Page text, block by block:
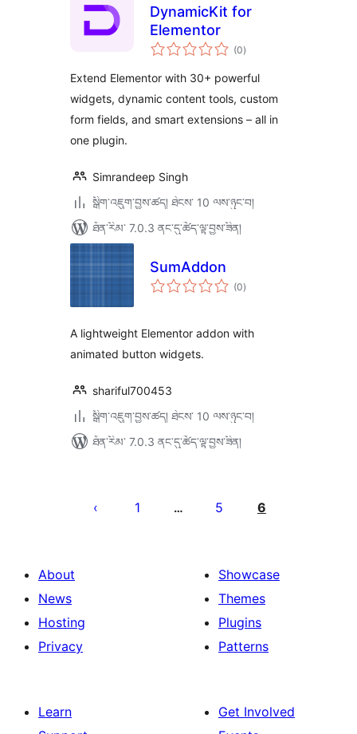
DynamicKit for
Elementor
(0གདེང་
འཇོག་
ཚང་།
)
Extend Elementor with 30+ powerful
widgets, dynamic content tools, custom
form fields, and smart extensions – all in
one plugin.
Simrandeep Singh
སྒྲིག་འཇུག་བྱས་ཚད། ཐེངས་ 10 ལས་ཉུང་བ།
ཐོན་རིམ་ 7.0.3 ནང་དུ་ཚོད་ལྟ་བྱས་ཟིན།
SumAddon
(0གདེང་
འཇོག་
)
A lightweight Elementor addon with
animated button widgets.
shariful700453
སྒྲིག་འཇུག་བྱས་ཚད། ཐེངས་ 10 ལས་ཉུང་བ།
ཐོན་རིམ་ 7.0.3 ནང་དུ་ཚོད་ལྟ་བྱས་ཟིན།
pagination
1 … 5 6
About
News
Hosting
Privacy
Showcase
Themes
Plugins
Patterns
Learn
Get Involved